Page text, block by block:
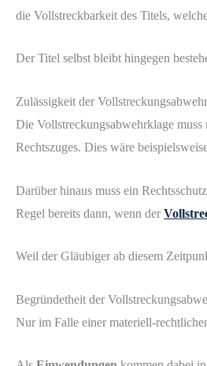
die Vollstreckbarkeit des Titels,
Der Titel selbst bleibt hingegen
Zulässigkeit der
Die Vollstreckungsabwehrklage muss
Rechtszuges. Dies wäre
Darüber hinaus muss ein
Regel bereits dann, wenn der
Weil der Gläubiger ab diesem
Begründetheit der
Nur im Falle einer materiell-